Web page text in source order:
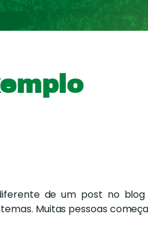
de um post no
Muitas pessoas